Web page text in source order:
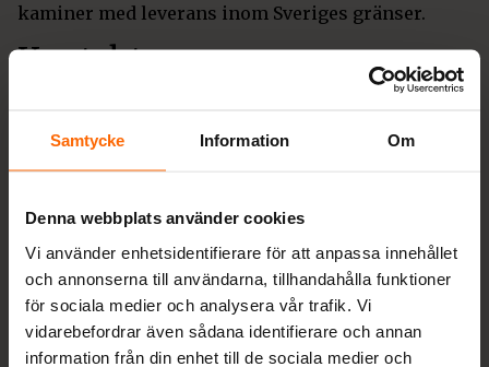
Samtycke Information Om
Denna webbplats använder cookies
Vi använder enhetsidentifierare för att anpassa innehållet
och annonserna till användarna, tillhandahålla funktioner
för sociala medier och analysera vår trafik. Vi
vidarebefordrar även sådana identifierare och annan
information från din enhet till de sociala medier och
kaminer med leverans inom Sveriges gränser.
Kontakta oss
0430-690580
Värestorpsvägen 16, 312 95 Laholm
Org nr: 556963-7530
VIKTIGT! RING INNAN BESÖK I BUTIK!
Besök i butik sker endast efter överenskommelse
med kund. Ring oss så bokar vi en tid.